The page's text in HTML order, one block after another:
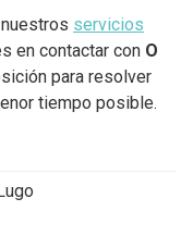
servicios
en contactar con O
para resolver
tiempo posible.